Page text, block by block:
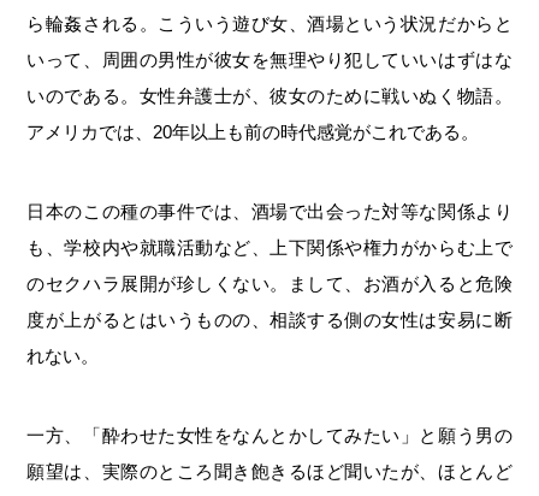
ら輪姦される。こういう遊び女、酒場という状況だからと
いって、周囲の男性が彼女を無理やり犯していいはずはな
いのである。女性弁護士が、彼女のために戦いぬく物語。
アメリカでは、20年以上も前の時代感覚がこれである。
日本のこの種の事件では、酒場で出会った対等な関係より
も、学校内や就職活動など、上下関係や権力がからむ上で
のセクハラ展開が珍しくない。まして、お酒が入ると危険
度が上がるとはいうものの、相談する側の女性は安易に断
れない。
一方、「酔わせた女性をなんとかしてみたい」と願う男の
願望は、実際のところ聞き飽きるほど聞いたが、ほとんど